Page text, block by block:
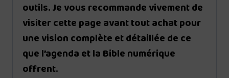
outils. Je vous recommande vivement de
visiter cette page avant tout achat pour
une vision complète et détaillée de ce
que l’agenda et la Bible numérique
offrent.